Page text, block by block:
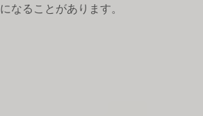
になることがあります。